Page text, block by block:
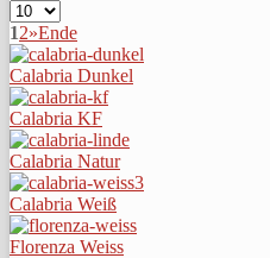
12»Ende
Calabria Dunkel
Calabria KF
Calabria Natur
Calabria Weiß
Florenza Weiss